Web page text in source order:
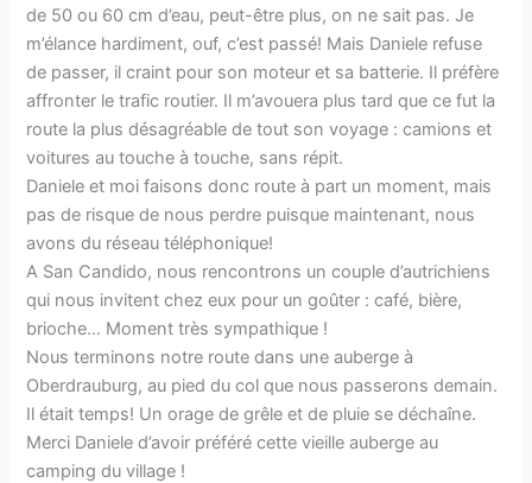
de 50 ou 60 cm d’eau, peut-être plus, on ne sait pas. Je
m’élance hardiment, ouf, c’est passé! Mais Daniele refuse
de passer, il craint pour son moteur et sa batterie. Il préfère
affronter le trafic routier. Il m’avouera plus tard que ce fut la
route la plus désagréable de tout son voyage : camions et
voitures au touche à touche, sans répit.
Daniele et moi faisons donc route à part un moment, mais
pas de risque de nous perdre puisque maintenant, nous
avons du réseau téléphonique!
A San Candido, nous rencontrons un couple d’autrichiens
qui nous invitent chez eux pour un goûter : café, bière,
brioche… Moment très sympathique !
Nous terminons notre route dans une auberge à
Oberdrauburg, au pied du col que nous passerons demain.
Il était temps! Un orage de grêle et de pluie se déchaîne.
Merci Daniele d’avoir préféré cette vieille auberge au
camping du village !